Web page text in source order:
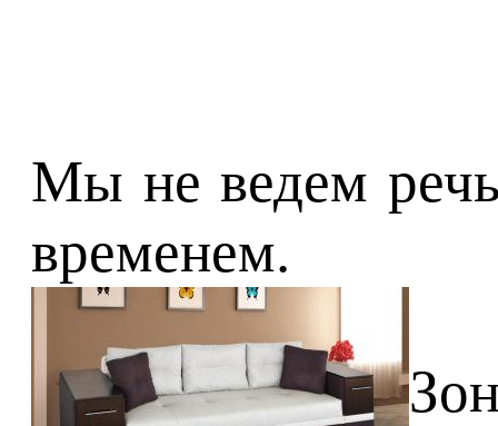
Мы не ведем речь
временем.